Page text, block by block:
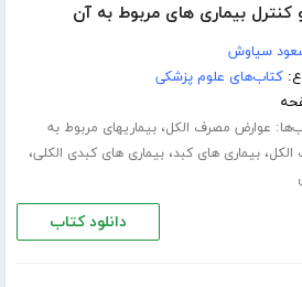
کنترل بیماری های مربوط به آن
سیاوش
کتاب‌های علوم پزشکی
عوارض مصرف الکل،بیماریهای مربوط به
،بیماری های کبد،بیماری های کبدی الکلی،
دانلود کتاب